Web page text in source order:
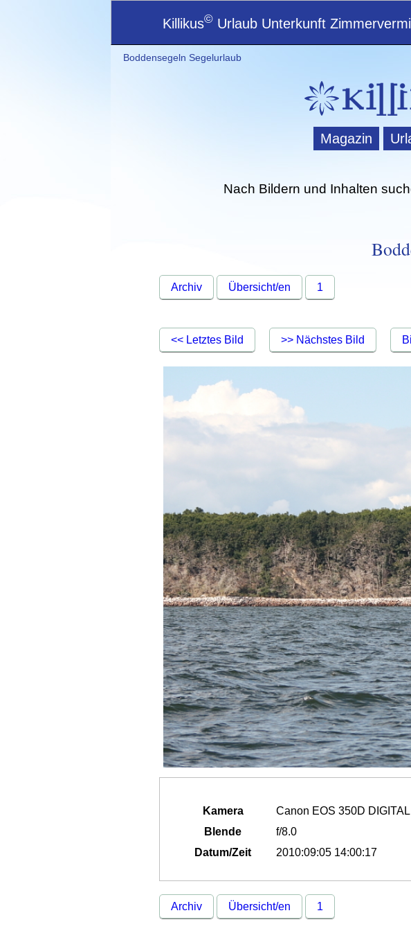
Killikus© Urlaub Unterkunft
Boddensegeln Segelurlaub
Magazin
Nach Bildern und Inhalten
Archiv Übersicht/en 1
<< Letztes Bild >> Nächstes Bild
Kamera
Canon EOS 350D DIGITAL
Blende
f/8.0
Datum/Zeit
2010:09:05 14:00:17
Archiv Übersicht/en 1